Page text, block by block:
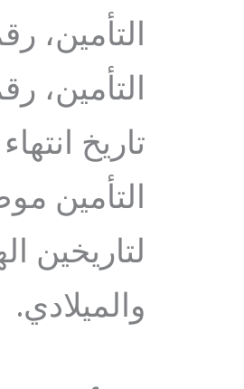
التأمين،
التأمين،
تاريخ
التأمين
لتاريخين
والميلادي.